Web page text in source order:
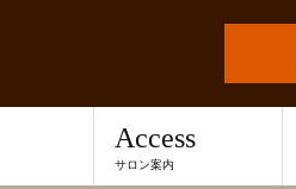
Access
サロン案内